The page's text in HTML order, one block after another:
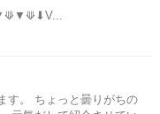
す。 ちょっと曇りがちの